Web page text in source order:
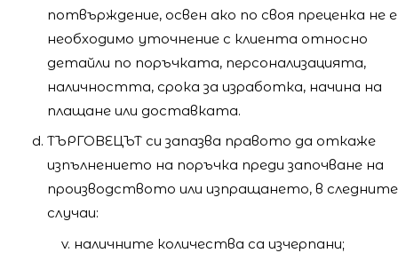
потвърждение, освен ако по своя преценка не е
необходимо уточнение с клиента относно
детайли по поръчката, персонализацията,
наличността, срока за изработка, начина на
плащане или доставката.
ТЪРГОВЕЦЪТ си запазва правото да откаже
изпълнението на поръчка преди започване на
производството или изпращането, в следните
случаи:
наличните количества са изчерпани;